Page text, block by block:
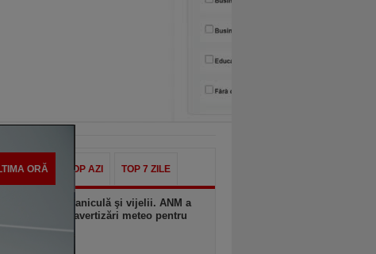
ORĂ TOP AZI TOP 7 ZILE
România, între caniculă şi vijelii. ANM a
emis mai multe avertizări meteo pentru
zile